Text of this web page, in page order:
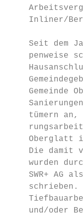
Inliner/
Seit dem
penweise
Gemeinde
tümern an,
Oberglatt
Die damit
wurden
SWR+ AG
schrieben.
und/oder